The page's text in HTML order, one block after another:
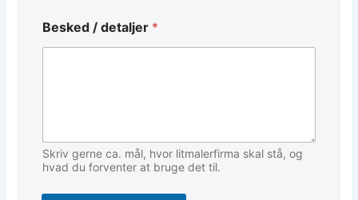
Besked / detaljer *
Skriv gerne ca. mål, hvor litmalerfirma skal stå, og
hvad du forventer at bruge det til.